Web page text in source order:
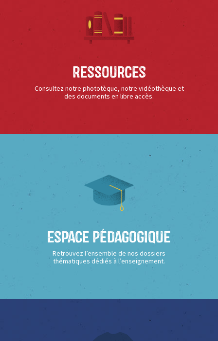
Ressources
Consultez notre phototèque, notre vidéothèque et
des documents en libre accès.
Espace Pédagogique
Retrouvez l’ensemble de nos dossiers
thématiques dédiés à l’enseignement.